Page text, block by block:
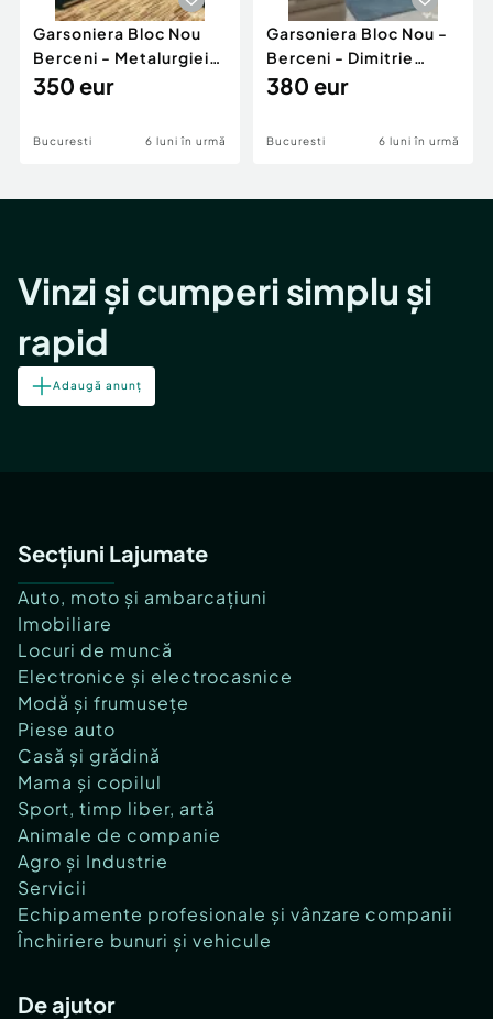
Garsoniera Bloc Nou
Berceni - Metalurgiei
Park - Postalionul
350 eur
Bucuresti 6 luni în urmă
Garsoniera Bloc Nou -
Berceni - Dimitrie
Leonida
380 eur
Bucuresti 6 luni în urmă
Vinzi și cumperi simplu și
rapid
Adaugă anunț
Secțiuni Lajumate
Auto, moto și ambarcațiuni
Imobiliare
Locuri de muncă
Electronice și electrocasnice
Modă și frumusețe
Piese auto
Casă și grădină
Mama și copilul
Sport, timp liber, artă
Animale de companie
Agro și Industrie
Servicii
Echipamente profesionale și vânzare companii
Închiriere bunuri și vehicule
De ajutor